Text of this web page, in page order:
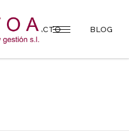
CONTACTO BLOG